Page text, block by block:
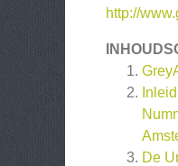
http://
De